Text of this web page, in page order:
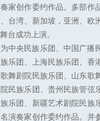
家创作委约作品。多部作
台湾、新加坡，亚洲、欧
台成功上演。
中央民族乐团、中国广播
乐团、上海民族乐团、香
舞剧院民族乐团、山东歌
民族乐团、贵州民族管弦
乐团、新疆艺术剧院民族
演奏家创作委约作品。并